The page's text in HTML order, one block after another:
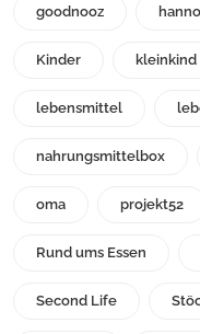
goodnooz
Kinder kleinkind
lebensmittel
nahrungsmittelbox
oma projekt52
Rund ums Essen
Second Life